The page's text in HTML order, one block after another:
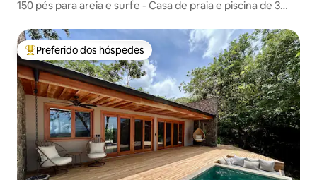
150 pés para areia e surfe - Casa de praia e piscina de 3
Entre os melhores preferidos dos hóspedes
Preferido dos hóspedes